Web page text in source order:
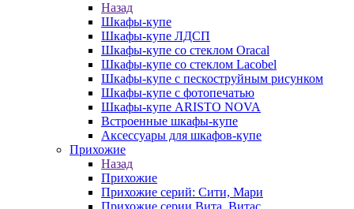
Назад
Шкафы-купе
Шкафы-купе ЛДСП
Шкафы-купе со стеклом Oracal
Шкафы-купе со стеклом Lacobel
Шкафы-купе с пескоструйным рисунком
Шкафы-купе с фотопечатью
Шкафы-купе ARISTO NOVA
Встроенные шкафы-купе
Аксессуары для шкафов-купе
Прихожие
Назад
Прихожие
Прихожие серий: Сити, Мари
Прихожие серии Вита, Витас